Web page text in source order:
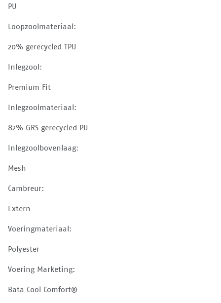
PU
Loopzoolmateriaal:
20% gerecycled TPU
Inlegzool:
Premium Fit
Inlegzoolmateriaal:
82% GRS gerecycled PU
Inlegzoolbovenlaag:
Mesh
Cambreur:
Extern
Voeringmateriaal:
Polyester
Voering Marketing:
Bata Cool Comfort®